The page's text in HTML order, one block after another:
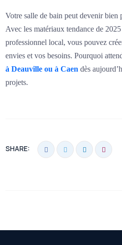
Votre salle de bain peut devenir bien
Avec les matériaux tendance de 2025
professionnel local, vous pouvez
envies et vos besoins. Pourquoi
à Deauville ou à Caen dès
projets.
SHARE: